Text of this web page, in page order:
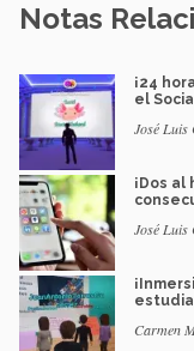
Notas
¡24
el
José Luis
¡Dos
José Luis
Carmen